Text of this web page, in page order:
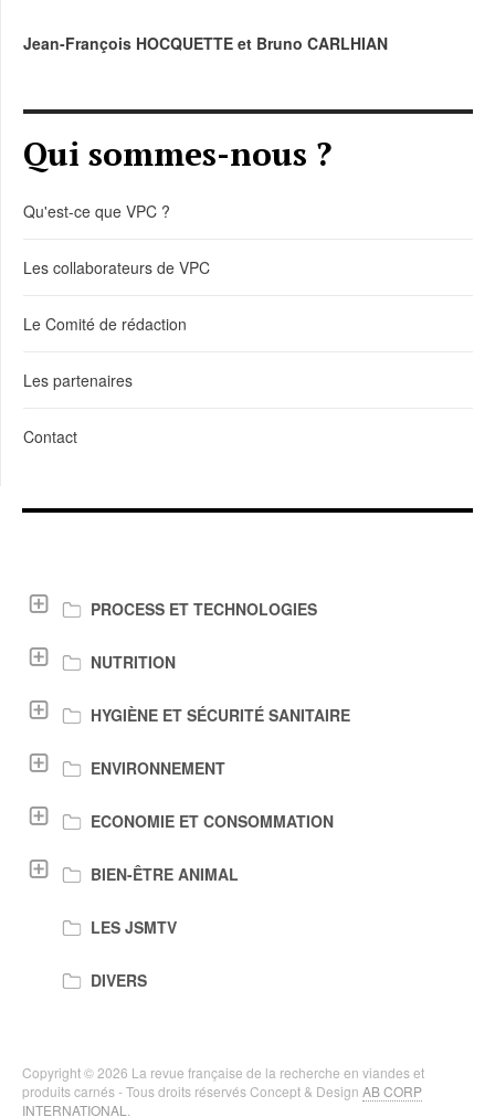
Jean-François HOCQUETTE et Bruno CARLHIAN
Qui sommes-nous ?
Qu'est-ce que VPC ?
Les collaborateurs de VPC
Le Comité de rédaction
Les partenaires
Contact
PROCESS ET TECHNOLOGIES
NUTRITION
HYGIÈNE ET SÉCURITÉ SANITAIRE
ENVIRONNEMENT
ECONOMIE ET CONSOMMATION
BIEN-ÊTRE ANIMAL
LES JSMTV
DIVERS
Copyright © 2026 La revue française de la recherche en viandes et
produits carnés - Tous droits réservés Concept & Design AB CORP
INTERNATIONAL